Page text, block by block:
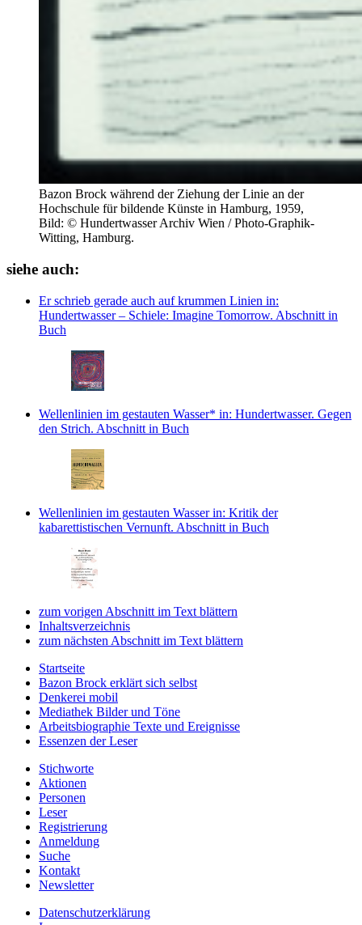
Bazon Brock während der Ziehung der Linie an der
Hochschule für bildende Künste in Hamburg, 1959,
Bild: © Hundertwasser Archiv Wien / Photo-Graphik-
Witting, Hamburg.
siehe auch:
Er schrieb gerade auch auf krummen Linien in:
Hundertwasser – Schiele: Imagine Tomorrow. Abschnitt in
Buch
Wellenlinien im gestauten Wasser* in: Hundertwasser. Gegen
den Strich. Abschnitt in Buch
Wellenlinien im gestauten Wasser in: Kritik der
kabarettistischen Vernunft. Abschnitt in Buch
zum vorigen Abschnitt im Text blättern
Inhaltsverzeichnis
zum nächsten Abschnitt im Text blättern
Startseite
Bazon Brock erklärt sich selbst
Denkerei mobil
Mediathek Bilder und Töne
Arbeitsbiographie Texte und Ereignisse
Essenzen der Leser
Stichworte
Aktionen
Personen
Leser
Registrierung
Anmeldung
Suche
Kontakt
Newsletter
Datenschutzerklärung